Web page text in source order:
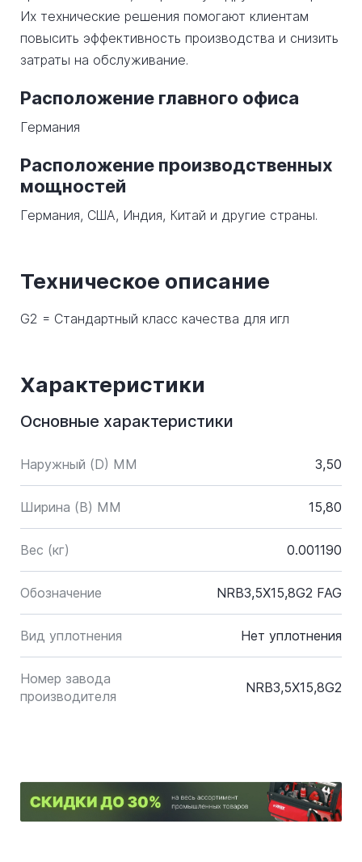
Их технические решения помогают клиентам
повысить эффективность производства и снизить
затраты на обслуживание.
Расположение главного офиса
Германия
Расположение производственных
мощностей
Германия, США, Индия, Китай и другие страны.
Техническое описание
G2 = Стандартный класс качества для игл
Характеристики
Основные характеристики
Наружный (D) ММ 3,50
Ширина (B) MM 15,80
Вес (кг) 0.001190
Обозначение NRB3,5X15,8G2 FAG
Вид уплотнения Нет уплотнения
Номер завода
производителя
NRB3,5X15,8G2